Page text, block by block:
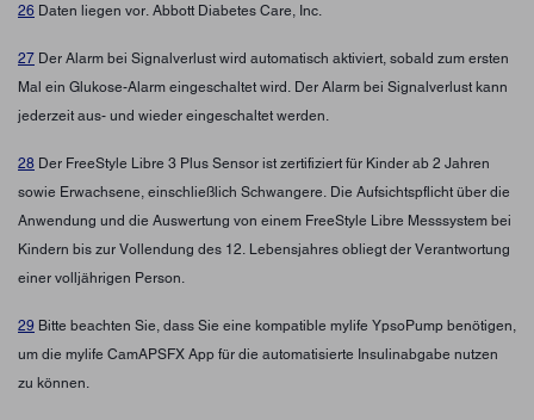
26 Daten liegen vor. Abbott Diabetes Care, Inc.
27 Der Alarm bei Signalverlust wird automatisch aktiviert, sobald zum ersten
Mal ein Glukose-Alarm eingeschaltet wird. Der Alarm bei Signalverlust kann
jederzeit aus- und wieder eingeschaltet werden.
28 Der FreeStyle Libre 3 Plus Sensor ist zertifiziert für Kinder ab 2 Jahren
sowie Erwachsene, einschließlich Schwangere. Die Aufsichtspflicht über die
Anwendung und die Auswertung von einem FreeStyle Libre Messsystem bei
Kindern bis zur Vollendung des 12. Lebensjahres obliegt der Verantwortung
einer volljährigen Person.
29 Bitte beachten Sie, dass Sie eine kompatible mylife YpsoPump benötigen,
um die mylife CamAPSFX App für die automatisierte Insulinabgabe nutzen
zu können.